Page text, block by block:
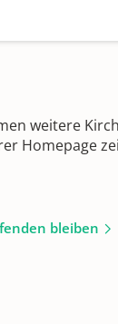
weitere
Homepage
bleiben